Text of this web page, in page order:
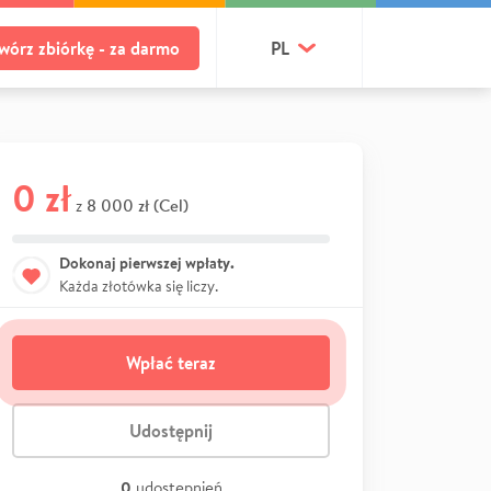
zbiórkę - za darmo PL
0 zł z 8 000 zł (Cel)
Dokonaj pierwszej wpłaty.
Każda złotówka się liczy.
Wpłać teraz
Udostępnij